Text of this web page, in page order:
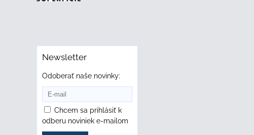
Newsletter
Odoberať naše novinky:
Chcem sa prihlásiť k
odberu noviniek e-mailom